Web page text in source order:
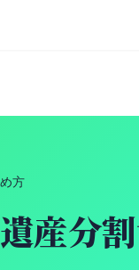
方
産分